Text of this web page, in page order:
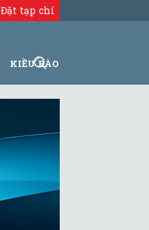
Đặt tạp chí
KIỀU BÀO